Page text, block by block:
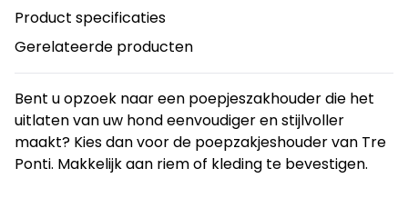
Product specificaties
Gerelateerde producten
Bent u opzoek naar een poepjeszakhouder die het
uitlaten van uw hond eenvoudiger en stijlvoller
maakt? Kies dan voor de poepzakjeshouder van Tre
Ponti. Makkelijk aan riem of kleding te bevestigen.